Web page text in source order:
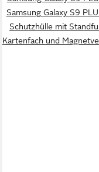
Samsung Galaxy S9
Schutzhülle mit
Kartenfach und